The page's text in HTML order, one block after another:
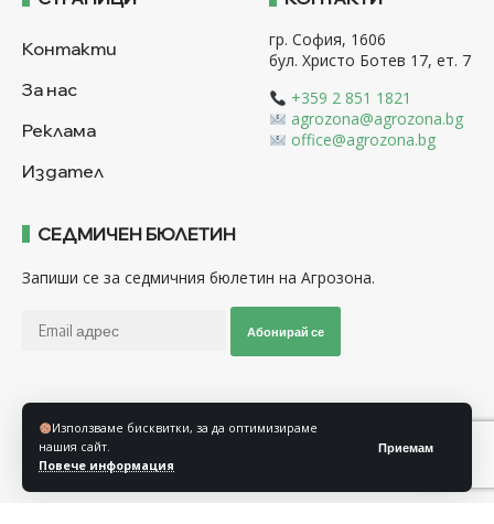
Използваме бисквитки, за да оптимизираме
нашия сайт.
Повече информация
Приемам
Контакти
За нас
Реклама
Издател
гр. София, 1606
бул. Христо Ботев 17, ет. 7
+359 2 851 1821
agrozona@agrozona.bg
office@agrozona.bg
СЕДМИЧЕН БЮЛЕТИН
Запиши се за седмичния бюлетин на Агрозона.
Абонирай се
Последвайте ни